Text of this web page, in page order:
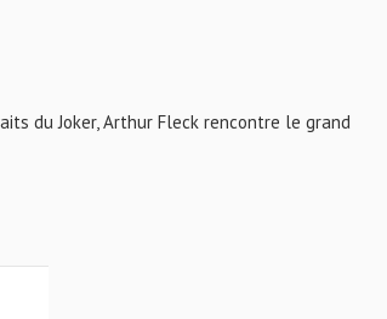
du Joker, Arthur Fleck rencontre le grand